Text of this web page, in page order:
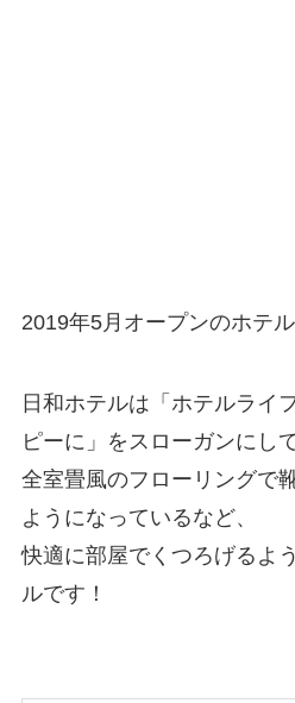
2019年5月オープンのホテル
日和ホテルは「ホテルライ
ピーに」をスローガンにし
全室畳風のフローリングで
ようになっているなど、
快適に部屋でくつろげるよ
ルです！